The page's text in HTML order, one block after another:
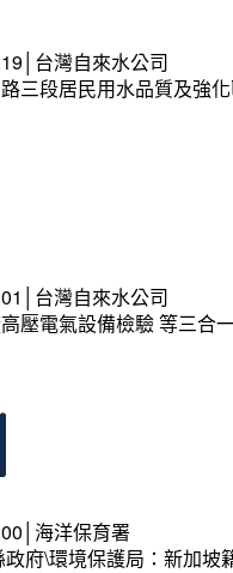
台灣自來水公司
三段居民用水品質及強
台灣自來水公司
壓電氣設備檢驗 等三合
海洋保育署
府\環境保護局：新加